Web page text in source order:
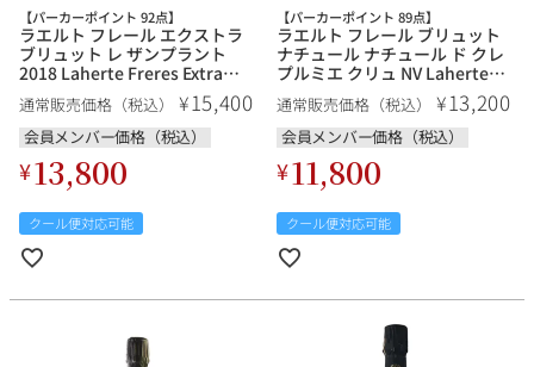
【パーカーポイント 92点】
ラエルト フレール エクストラ
ブリュット レ ザンプラント
2018 Laherte Freres Extra
Brut Les Empreintes フランス
シャンパン シャンパーニュ
通常販売価格（税込） ¥15,400
会員メンバー価格（税込）
¥13,800
クール便対応可能
【パーカーポイント 89点】
ラエルト フレール ブリュット
ナチュール ナチュール ド クレ
プルミエ クリュ NV Laherte
Freres Brut Nature Nature de
Craie Premier Cru フランス シ
ャンパン シャンパーニュ
通常販売価格（税込） ¥13,200
会員メンバー価格（税込）
¥11,800
クール便対応可能